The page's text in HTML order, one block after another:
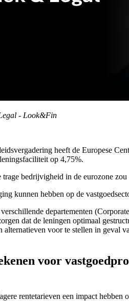
- Look&Fin
heeft de Europese
op 4,75%.
bedrijvigheid in de eurozone
kunnen hebben op de
departementen
dat de leningen optimaal
voor te stellen in geval
voor
rentetarieven een impact hebben